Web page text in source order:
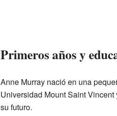
Primeros años y
Anne Murray nació en una
Universidad Mount Saint
su futuro.